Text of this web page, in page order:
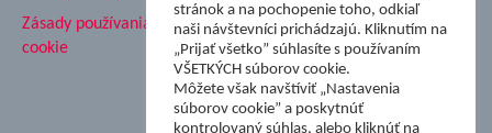
Zásady používania súborov
cookie
stránok a na pochopenie toho, odkiaľ
naši návštevníci prichádzajú. Kliknutím na
„Prijať všetko” súhlasíte s používaním
VŠETKÝCH súborov cookie.
Môžete však navštíviť „Nastavenia
súborov cookie” a poskytnúť
kontrolovaný súhlas, alebo kliknúť na